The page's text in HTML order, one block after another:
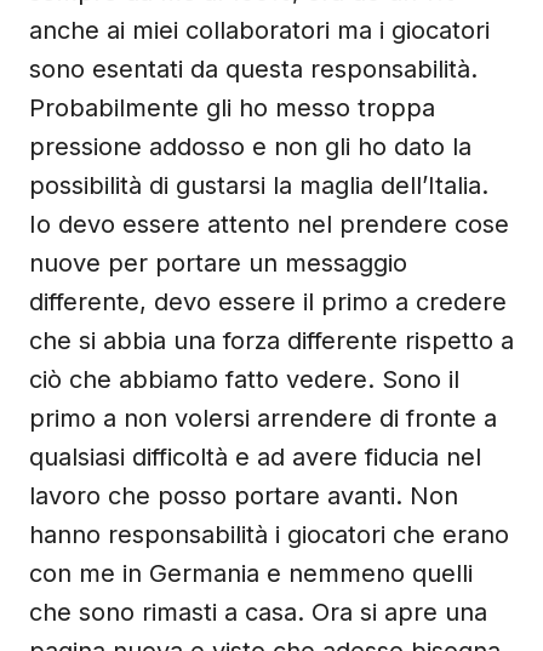
anche ai miei collaboratori ma i giocatori
sono esentati da questa responsabilità.
Probabilmente gli ho messo troppa
pressione addosso e non gli ho dato la
possibilità di gustarsi la maglia dell’Italia.
Io devo essere attento nel prendere cose
nuove per portare un messaggio
differente, devo essere il primo a credere
che si abbia una forza differente rispetto a
ciò che abbiamo fatto vedere. Sono il
primo a non volersi arrendere di fronte a
qualsiasi difficoltà e ad avere fiducia nel
lavoro che posso portare avanti. Non
hanno responsabilità i giocatori che erano
con me in Germania e nemmeno quelli
che sono rimasti a casa. Ora si apre una